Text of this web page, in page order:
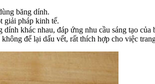
băng dính.
giải pháp kinh tế.
khác nhau, đáp ứng nhu cầu sáng tạo của
để lại dấu vết, rất thích hợp cho việc